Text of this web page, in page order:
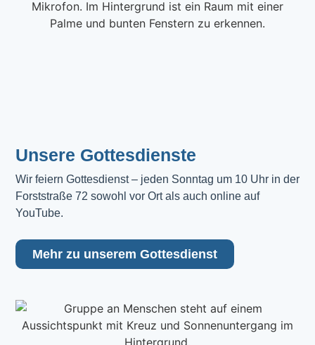
Unsere Gottesdienste
Wir feiern Gottesdienst – jeden Sonntag um 10 Uhr in der
Forststraße 72 sowohl vor Ort als auch online auf
YouTube.
Mehr zu unserem Gottesdienst